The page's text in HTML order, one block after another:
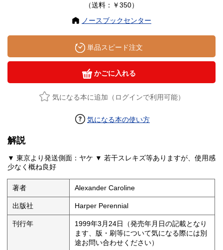
（送料：￥350）
ノースブックセンター
単品スピード注文
かごに入れる
気になる本に追加（ログインで利用可能）
気になる本の使い方
解説
▼ 東京より発送側面：ヤケ ▼ 若干スレキズ等ありますが、使用感
少なく概ね良好
著者 Alexander Caroline
出版社 Harper Perennial
刊行年
1999年3月24日（発売年月日の記載となり
ます、版・刷等について気になる際には別
途お問い合わせください）